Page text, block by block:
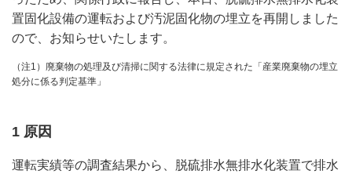
置固化設備の運転および汚泥固化物の埋立を再開しました
ので、お知らせいたします。
（注1）廃棄物の処理及び清掃に関する法律に規定された「産業廃棄物の埋立
処分に係る判定基準」
1 原因
運転実績等の調査結果から、脱硫排水無排水化装置で排水